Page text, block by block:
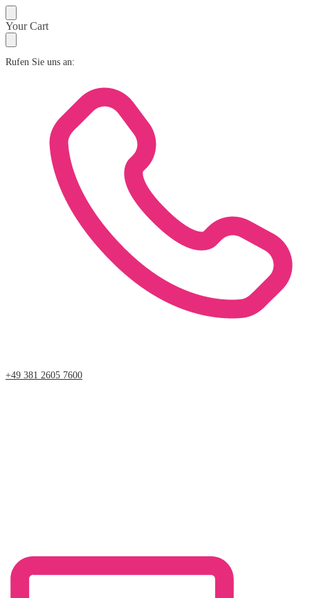
Skip
to
navigation
Skip
to
content
Your Cart
Rufen Sie uns an:
+49 381 2605 7600